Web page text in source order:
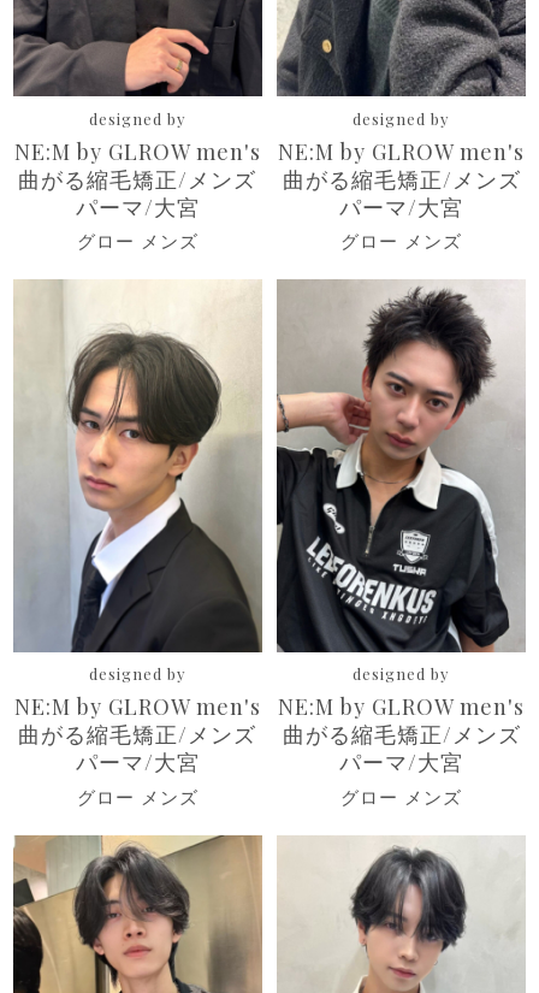
designed by
NE:M by GLROW men's
曲がる縮毛矯正/メンズ
パーマ/大宮
グロー メンズ
designed by
NE:M by GLROW men's
曲がる縮毛矯正/メンズ
パーマ/大宮
グロー メンズ
designed by
NE:M by GLROW men's
曲がる縮毛矯正/メンズ
パーマ/大宮
グロー メンズ
designed by
NE:M by GLROW men's
曲がる縮毛矯正/メンズ
パーマ/大宮
グロー メンズ